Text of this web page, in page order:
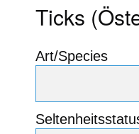
Ticks
Art/Species